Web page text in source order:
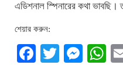
এডিশনাল স্পিনারের কথা ভাবছি।
শেয়ার করুন:
Facebook
Twitter